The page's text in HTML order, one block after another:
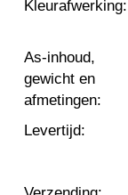
Kleurafwerking:
As-inhoud,
gewicht en
afmetingen:
Levertijd: